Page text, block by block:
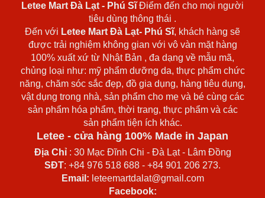
Letee Mart Đà Lạt - Phú SĩĐiểm đến cho mọi người
tiêu dùng thông thái .
Đến với Letee Mart Đà Lạt- Phú Sĩ, khách hàng sẽ
được trải nghiệm không gian với vô vàn mặt hàng
100% xuất xứ từ Nhật Bản , đa dạng về mẫu mã,
chủng loại như: mỹ phẩm dưỡng da, thực phẩm chức
năng, chăm sóc sắc đẹp, đồ gia dụng, hàng tiêu dụng,
vật dụng trong nhà, sản phẩm cho mẹ và bé cùng các
sản phẩm hóa phẩm, thời trang, thực phẩm và các
sản phẩm tiện ích khác.
Letee - cửa hàng 100% Made in Japan
Địa Chỉ: 30 Mạc Đĩnh Chi - Đà Lạt - Lâm Đồng
SĐT: +84 976 518 688 - +84 901 206 273.
Email: leteemartdalat@gmail.com
Facebook: